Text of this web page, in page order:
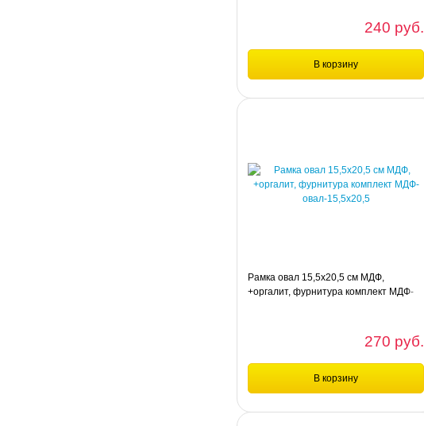
240 руб.
В корзину
Рамка овал 15,5х20,5 см МДФ,
+оргалит, фурнитура комплект МДФ-
270 руб.
В корзину